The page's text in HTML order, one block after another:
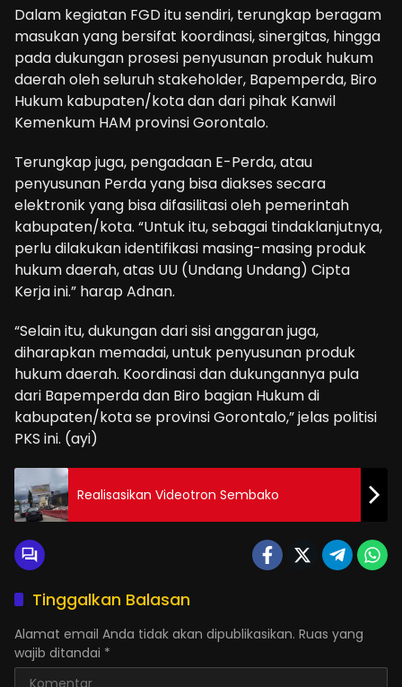
Dalam kegiatan FGD itu sendiri, terungkap beragam
masukan yang bersifat koordinasi, sinergitas, hingga
pada dukungan prosesi penyusunan produk hukum
daerah oleh seluruh stakeholder, Bapemperda, Biro
Hukum kabupaten/kota dan dari pihak Kanwil
Kemenkum HAM provinsi Gorontalo.
Terungkap juga, pengadaan E-Perda, atau
penyusunan Perda yang bisa diakses secara
elektronik yang bisa difasilitasi oleh pemerintah
kabupaten/kota. “Untuk itu, sebagai tindaklanjutnya,
perlu dilakukan identifikasi masing-masing produk
hukum daerah, atas UU (Undang Undang) Cipta
Kerja ini.” harap Adnan.
“Selain itu, dukungan dari sisi anggaran juga,
diharapkan memadai, untuk penyusunan produk
hukum daerah. Koordinasi dan dukungannya pula
dari Bapemperda dan Biro bagian Hukum di
kabupaten/kota se provinsi Gorontalo,” jelas politisi
PKS ini. (ayi)
Realisasikan Videotron Sembako
Tinggalkan Balasan
Alamat email Anda tidak akan dipublikasikan. Ruas yang
wajib ditandai *